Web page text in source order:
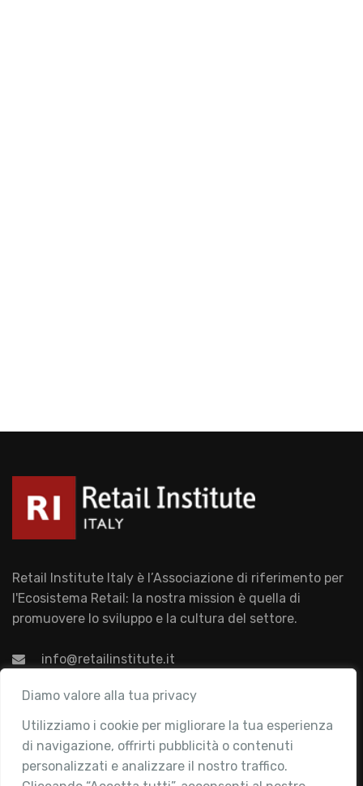
Diamo valore alla tua privacy
Utilizziamo i cookie per migliorare la tua esperienza
di navigazione, offrirti pubblicità o contenuti
personalizzati e analizzare il nostro traffico.
Retail Institute Italy è l’Associazione di riferimento per
l'Ecosistema Retail: la nostra mission è quella di
promuovere lo sviluppo e la cultura del settore.
info@retailinstitute.it
Associazione
Chi siamo
Attività
Contatti